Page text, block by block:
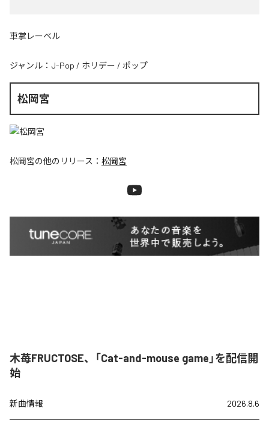
車掌レーベル
ジャンル： J-Pop / ホリデー / ポップ
松岡宮
松岡宮の他のリリース： 松岡宮
木苺FRUCTOSE、「Cat-and-mouse game」を配信開
始
新曲情報 2026.8.6